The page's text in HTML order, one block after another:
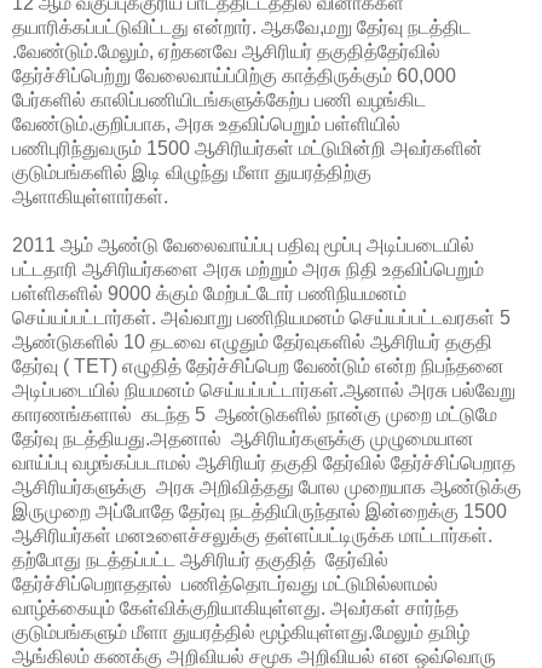
தயாரிக்கப்பட்டுவிட்டது என்றார். ஆகவே,மறு தேர்வு நடத்திட
.வேண்டும்.மேலும், ஏற்கனவே ஆசிரியர் தகுதித்தேர்வில்
தேர்ச்சிப்பெற்று வேலைவாய்ப்பிற்கு காத்திருக்கும் 60,000
பேர்களில் காலிப்பணியிடங்களுக்கேற்ப பணி வழங்கிட
வேண்டும்.குறிப்பாக, அரசு உதவிப்பெறும் பள்ளியில்
பணிபுரிந்துவரும் 1500 ஆசிரியர்கள் மட்டுமின்றி அவர்களின்
குடும்பங்களில் இடி விழுந்து மீளா துயரத்திற்கு
ஆளாகியுள்ளார்கள்.
2011 ஆம் ஆண்டு வேலைவாய்ப்பு பதிவு மூப்பு அடிப்படையில்
பட்டதாரி ஆசிரியர்களை அரசு மற்றும் அரசு நிதி உதவிப்பெறும்
பள்ளிகளில் 9000 க்கும் மேற்பட்டோர் பணிநியமனம்
செய்யப்பட்டார்கள். அவ்வாறு பணிநியமனம் செய்யப்பட்டவரகள் 5
ஆண்டுகளில் 10 தடவை எழுதும் தேர்வுகளில் ஆசிரியர் தகுதி
தேர்வு ( TET) எழுதித் தேர்ச்சிப்பெற வேண்டும் என்ற நிபந்தனை
அடிப்படையில் நியமனம் செய்யப்பட்டார்கள்.ஆனால் அரசு பல்வேறு
காரணங்களால் கடந்த 5 ஆண்டுகளில் நான்கு முறை மட்டுமே
தேர்வு நடத்தியது.அதனால் ஆசிரியர்களுக்கு முழுமையான
வாய்ப்பு வழங்கப்படாமல் ஆசிரியர் தகுதி தேர்வில் தேர்ச்சிப்பெறாத
ஆசிரியர்களுக்கு அரசு அறிவித்தது போல முறையாக ஆண்டுக்கு
இருமுறை அப்போதே தேர்வு நடத்தியிருந்தால் இன்றைக்கு 1500
ஆசிரியர்கள் மனஉளைச்சலுக்கு தள்ளப்பட்டிருக்க மாட்டார்கள்.
தற்போது நடத்தப்பட்ட ஆசிரியர் தகுதித் தேர்வில்
தேர்ச்சிப்பெறாததால் பணித்தொடர்வது மட்டுமில்லாமல்
வாழ்க்கையும் கேள்விக்குறியாகியுள்ளது. அவர்கள் சார்ந்த
குடும்பங்களும் மீளா துயரத்தில் மூழ்கியுள்ளது.மேலும் தமிழ்
ஆங்கிலம் கணக்கு அறிவியல் சமூக அறிவியல் என ஒவ்வொரு